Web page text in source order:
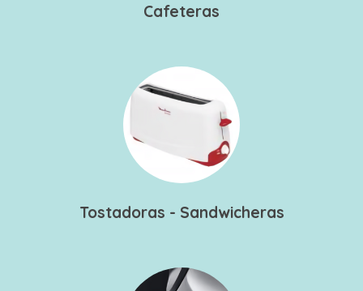
Cafeteras
Tostadoras - Sandwicheras